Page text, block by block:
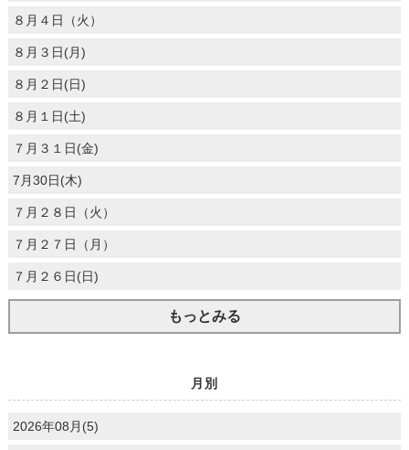
８月４日（火）
８月３日(月)
８月２日(日)
８月１日(土)
７月３１日(金)
7月30日(木)
７月２８日（火）
７月２７日（月）
７月２６日(日)
もっとみる
月別
2026年08月(5)